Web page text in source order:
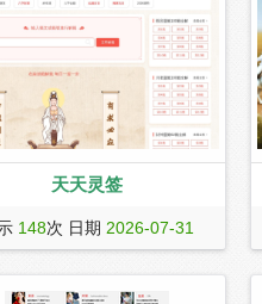
和好友拼倍数、拼财富，在游戏
到无处不在的欢乐！
天天灵签
生活中大家常见的一种占卜方
务，输入文字进行解签，另有各
148次 日期 2026-07-31